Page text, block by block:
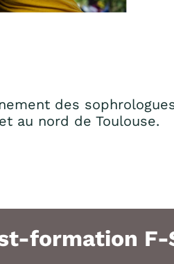
des
au nord de Toulouse.
formation F-